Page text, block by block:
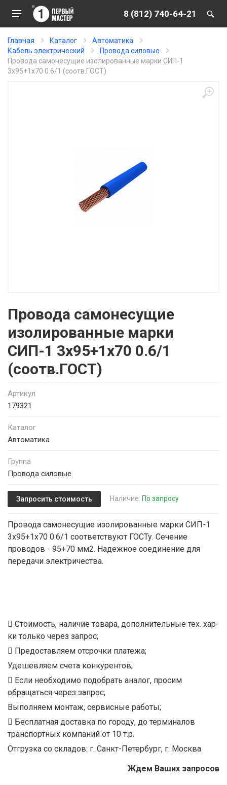
8 (812) 740-64-21
Главная Каталог
Автоматика
Кабель электрический
Провода силовые
Провода самонесущие изолированные марки СИП-1
3х95+1х70 0.6/1 (соотв.ГОСТ)
Провода самонесущие
изолированные марки
СИП-1 3х95+1х70 0.6/1
(соотв.ГОСТ)
Артикул
179321
Каталог
Автоматика
Группа
Провода силовые
Запросить стоимость Наличие: По запросу
Провода самонесущие изолированные марки СИП-1
3х95+1х70 0.6/1 соответствуют ГОСТу. Сечение
проводов - 95+70 мм2. Надежное соединение для
передачи электричества.
Стоимость, наличие товара, дополнительные тех. хар-
ки только через запрос;
Предоставляем отсрочки платежа;
Удешевляем счета конкурентов;
Если необходимо подобрать аналог, просим
обращаться через запрос;
Выполняем монтаж, сервисные работы;
Бесплатная доставка по городу, до терминалов
транспортных компаний от 10 т.р.
Отгрузка со складов: г. Санкт-Петербург, г. Москва
Ждем Ваших запросов